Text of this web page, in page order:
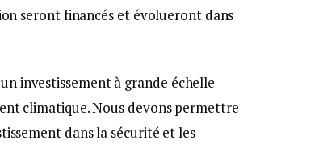
seront financés et évolueront dans
investissement à grande échelle
climatique. Nous devons permettre
dans la sécurité et les